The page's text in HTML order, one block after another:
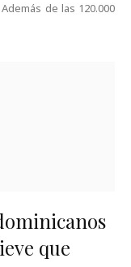
de las 120.000
que